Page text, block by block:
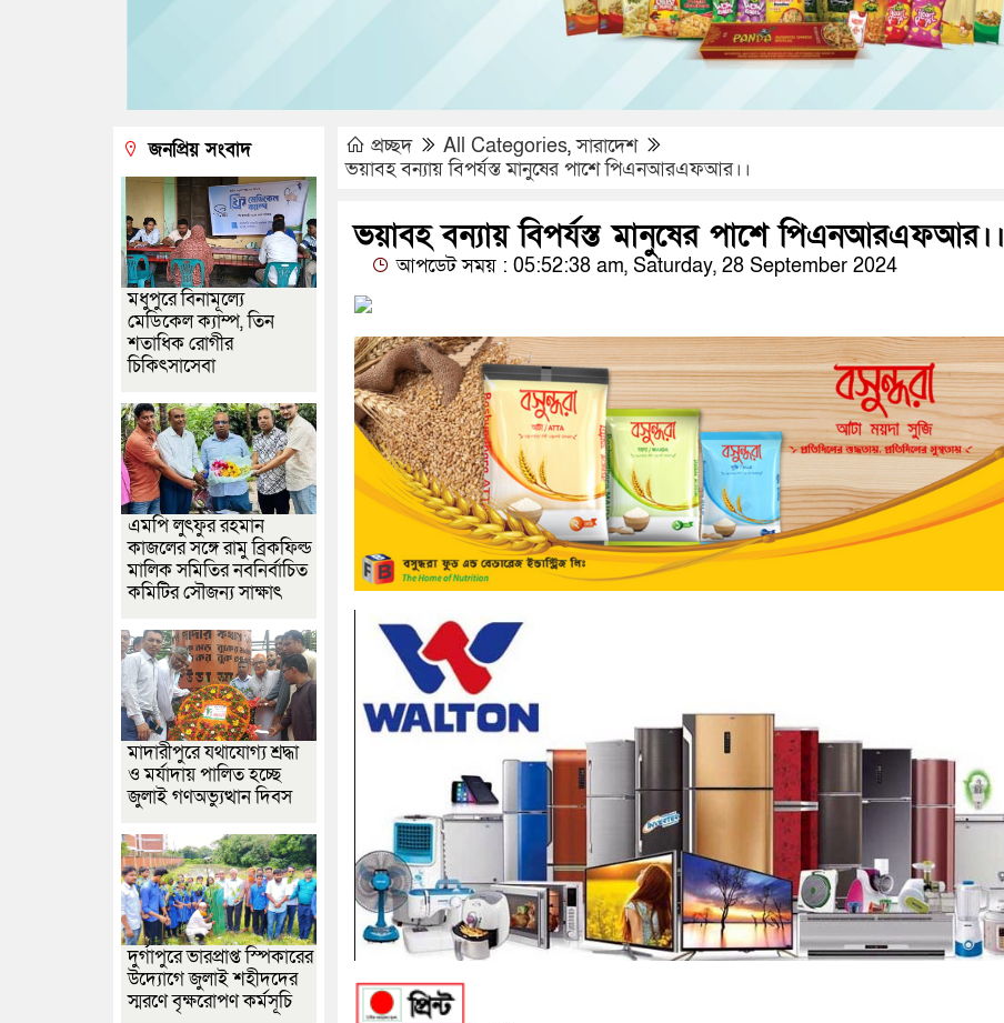
প্রচ্ছদ All Categories,সারাদেশ
ভয়াবহ বন্যায় বিপর্যস্ত মানুষের পাশে পিএনআরএফআর।।
ভয়াবহ বন্যায় বিপর্যস্ত মানুষের পাশে পিএনআরএফআর।।
আপডেট সময় : 05:52:38 am, Saturday, 28 September 2024
জনপ্রিয় সংবাদ
মধুপুরে বিনামূল্যে
মেডিকেল ক্যাম্প, তিন
শতাধিক রোগীর
চিকিৎসাসেবা
এমপি লুৎফুর রহমান
কাজলের সঙ্গে রামু ব্রিকফিল্ড
মালিক সমিতির নবনির্বাচিত
কমিটির সৌজন্য সাক্ষাৎ
মাদারীপুরে যথাযোগ্য শ্রদ্ধা
ও মর্যাদায় পালিত হচ্ছে
জুলাই গণঅভ্যুত্থান দিবস
দুর্গাপুরে ভারপ্রাপ্ত স্পিকারের
উদ্যোগে জুলাই শহীদদের
স্মরণে বৃক্ষরোপণ কর্মসূচি